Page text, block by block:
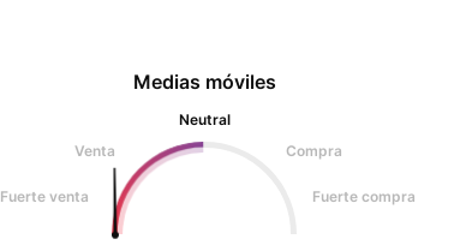
Medias móviles
Neutral
Venta
Compra
Fuerte venta Fuerte compra